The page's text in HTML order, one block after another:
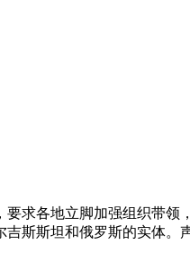
各地立脚加强组织带领
斯斯坦和俄罗斯的实体